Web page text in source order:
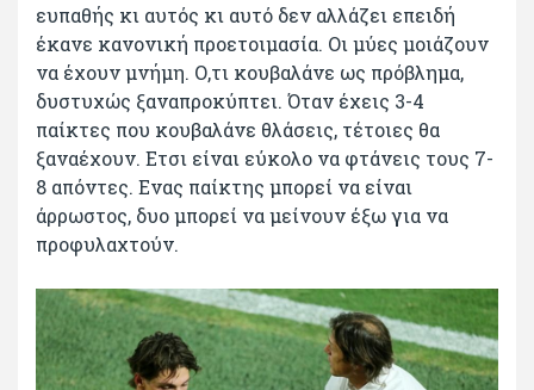
ευπαθής κι αυτός κι αυτό δεν αλλάζει επειδή
έκανε κανονική προετοιμασία. Οι μύες μοιάζουν
να έχουν μνήμη. Ο,τι κουβαλάνε ως πρόβλημα,
δυστυχώς ξαναπροκύπτει. Όταν έχεις 3-4
παίκτες που κουβαλάνε θλάσεις, τέτοιες θα
ξαναέχουν. Ετσι είναι εύκολο να φτάνεις τους 7-
8 απόντες. Ενας παίκτης μπορεί να είναι
άρρωστος, δυο μπορεί να μείνουν έξω για να
προφυλαχτούν.